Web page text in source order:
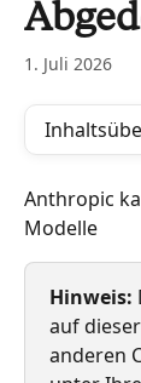
1. Juli 2026
Anthropic
Modelle
Hinweis:
auf
anderen